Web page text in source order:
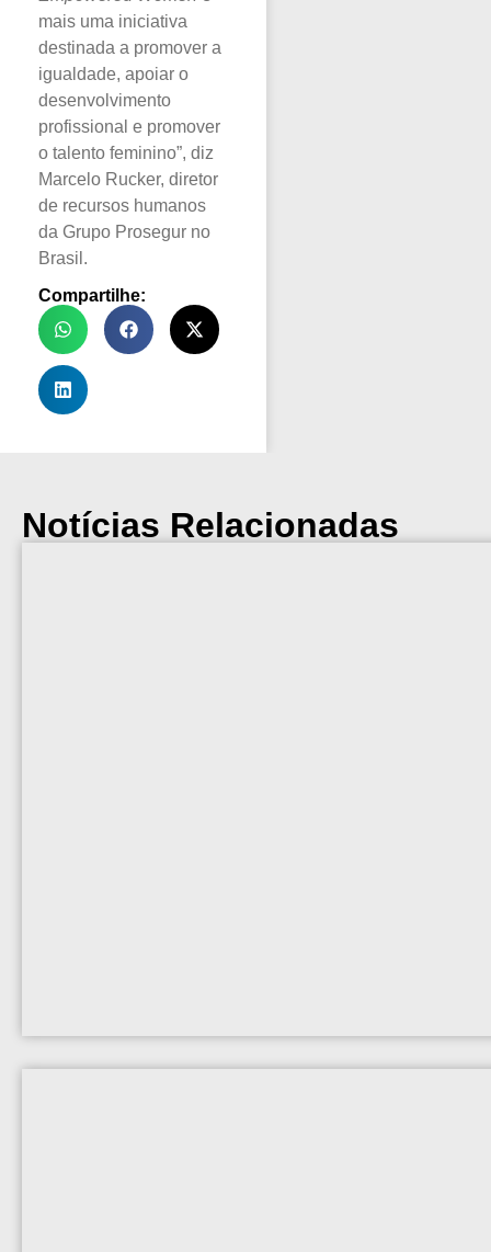
mais uma iniciativa
destinada a promover a
igualdade, apoiar o
desenvolvimento
profissional e promover
o talento feminino”, diz
Marcelo Rucker, diretor
de recursos humanos
da Grupo Prosegur no
Brasil.
Compartilhe:
Notícias Relacionadas